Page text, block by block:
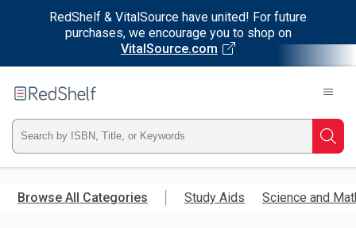
RedShelf & VitalSource have united! For future
purchases, we encourage you to shop on
VitalSource.com
main
RedShelf
Type
ISBN,
Title,
Browse All Categories Study Aids Science and